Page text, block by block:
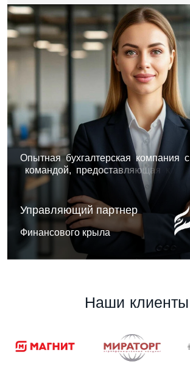
Опытная бухгалтерская компания с
командой, предоставляющая пл
ешен а ли
Управляющий партнер
Финансового крыла
Наши клиенты